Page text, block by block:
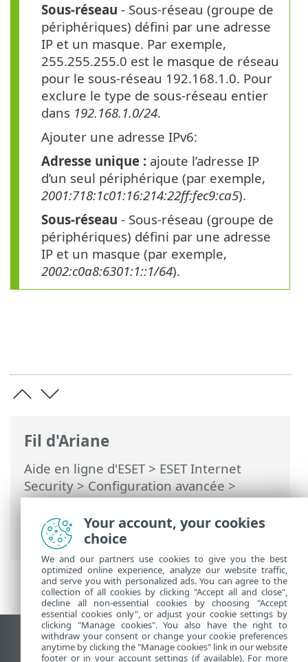
Fil d'Ariane
Aide en ligne d'ESET> ESET Internet
Security>Configuration avancée>
Protections>Protection du client de
messagerie>Protection du transport de
messagerie> IP exclus
Sous-réseau - Sous-réseau (groupe de
périphériques) défini par une adresse
IP et un masque. Par exemple,
255.255.255.0 est le masque de réseau
pour le sous-réseau 192.168.1.0. Pour
exclure le type de sous-réseau entier
dans 192.168.1.0/24.
Ajouter une adresse IPv6:
Adresse unique : ajoute l’adresse IP
d’un seul périphérique (par exemple,
2001:718:1c01:16:214:22ff:fec9:ca5).
Sous-réseau - Sous-réseau (groupe de
périphériques) défini par une adresse
IP et un masque (par exemple,
2002:c0a8:6301:1::1/64).
Afficher le site pour ordinateur de bureau
Your account, your cookies
choice
We and our partners use cookies to give you the best
optimized online experience, analyze our website traffic,
and serve you with personalized ads. You can agree to the
collection of all cookies by clicking "Accept all and close",
decline all non-essential cookies by choosing "Accept
essential cookies only", or adjust your cookie settings by
clicking "Manage cookies". You also have the right to
withdraw your consent or change your cookie preferences
anytime by clicking the "Manage cookies" link in our website
footer or in your account settings (if available). For more